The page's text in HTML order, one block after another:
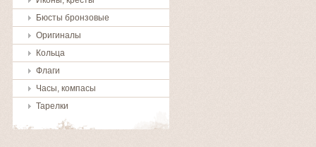
Бюсты бронзовые
Оригиналы
Кольца
Флаги
Часы, компасы
Тарелки